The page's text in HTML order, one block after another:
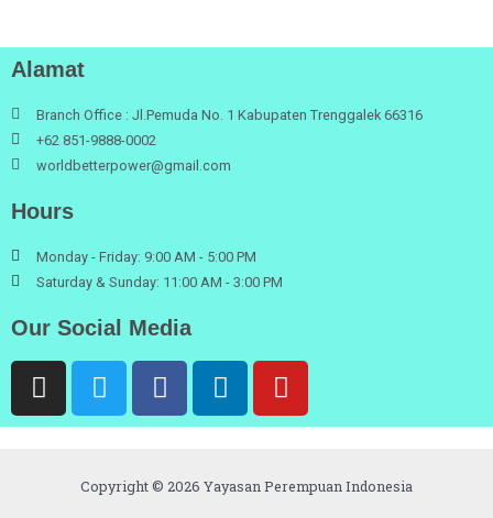
Alamat
Branch Office : Jl.Pemuda No. 1 Kabupaten Trenggalek 66316
+62 851-9888-0002
worldbetterpower@gmail.com
Hours
Monday - Friday: 9:00 AM - 5:00 PM
Saturday & Sunday: 11:00 AM - 3:00 PM
Our Social Media
Copyright © 2026 Yayasan Perempuan Indonesia